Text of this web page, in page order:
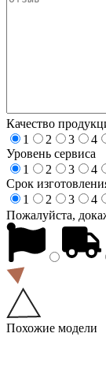
Качество
1
2 3 4
Уровень сервиса
1
2 3 4
Срок
1
2 3 4
Пожалуйста,
Похожие модели